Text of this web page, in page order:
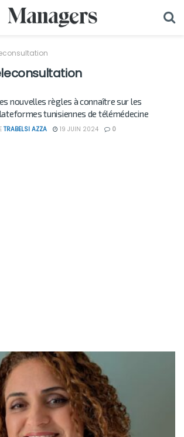
nouvelles règles à connaître sur les
tunisiennes de télémédecine
TRABELSI AZZA 19 JUIN 2024 0